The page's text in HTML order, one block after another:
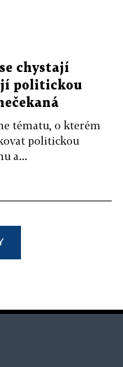
chystají
politickou
tématu, o kterém
politickou
a...